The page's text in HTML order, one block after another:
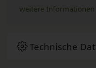
weitere Informationen
Technische